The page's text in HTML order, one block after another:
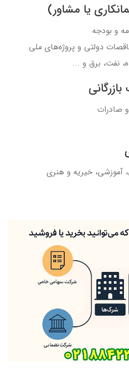
و بودجه
دولتی و پروژه‌های ملی
نفت، برق و ...
صادرات
آموزشی، خیریه و هنری